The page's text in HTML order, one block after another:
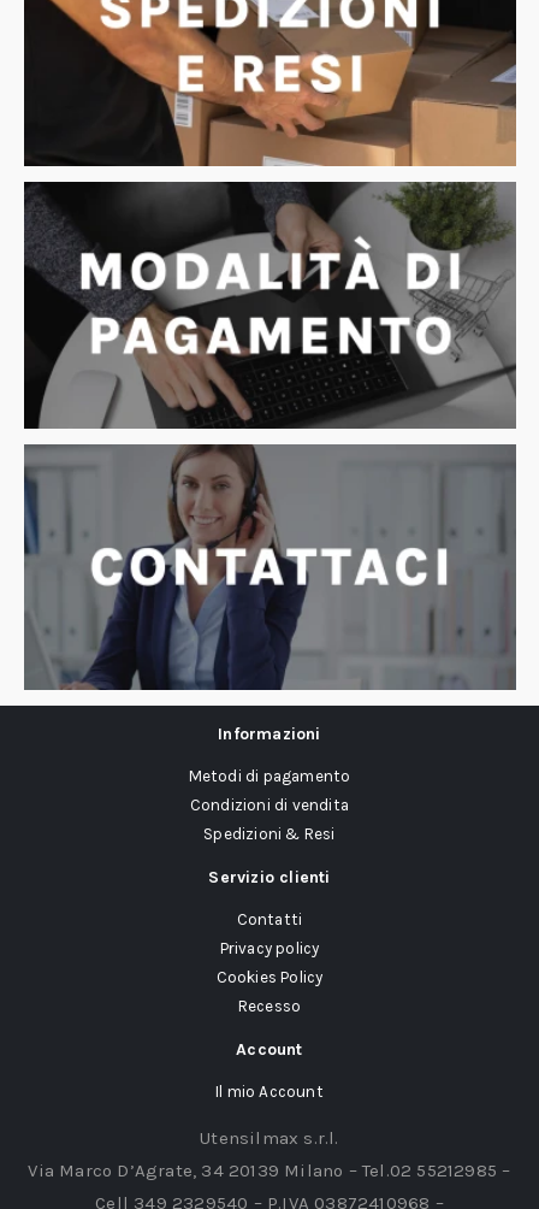
Informazioni
Metodi di pagamento
Condizioni di vendita
Spedizioni & Resi
Servizio clienti
Contatti
Privacy policy
Cookies Policy
Recesso
Account
Il mio Account
Utensilmax s.r.l.
Via Marco D’Agrate, 34 20139 Milano – Tel.02 55212985 –
Cell 349 2329540 – P.IVA 03872410968 –